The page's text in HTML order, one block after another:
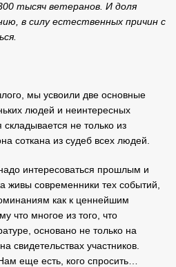
тысяч ветеранов. И доля
в силу естественных причин с
мы усвоили две основные
людей и неинтересных
не только из
соткана из судеб всех людей.
интересоваться прошлым и
современники тех событий,
как к ценнейшим
что многое из того, что
основано не только на
свидетельствах участников.
еще есть, кого спросить…